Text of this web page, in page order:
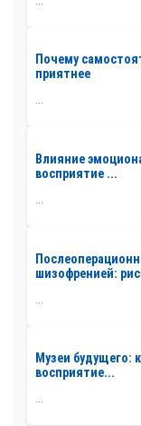
Почему
приятнее
...
Влияние
восприятие ...
...
шизофренией:
Музеи будущего:
восприятие...
...